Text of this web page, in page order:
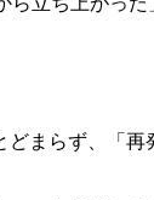
まらず、「